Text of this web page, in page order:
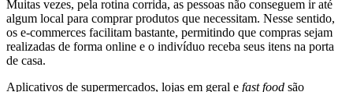
Muitas vezes, pela rotina corrida, as pessoas não conseguem ir até
algum local para comprar produtos que necessitam. Nesse sentido,
os e-commerces facilitam bastante, permitindo que compras sejam
realizadas de forma online e o indivíduo receba seus itens na porta
de casa.
Aplicativos de supermercados, lojas em geral e fast food são